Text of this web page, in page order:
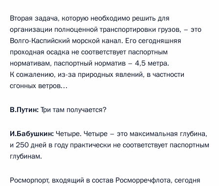
Вторая задача, которую необходимо решить для
организации полноценной транспортировки грузов, – это
Волго-Каспийский морской канал. Его сегодняшняя
проходная осадка не соответствует паспортным
нормативам, паспортный норматив – 4,5 метра.
К сожалению, из-за природных явлений, в частности
сгонных ветров…
В.Путин: Три там получается?
И.Бабушкин: Четыре. Четыре – это максимальная глубина,
и 250 дней в году практически не соответствует паспортным
глубинам.
Росморпорт, входящий в состав Росморречфлота, сегодня